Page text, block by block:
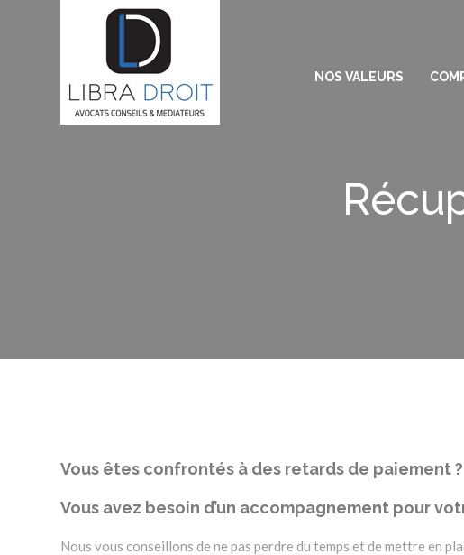
NOS VALEURS
Vous êtes confrontés à des retards de paiement ?
Vous avez besoin d’un accompagnement pour
Nous vous conseillons de ne pas perdre du temps et de mettre en